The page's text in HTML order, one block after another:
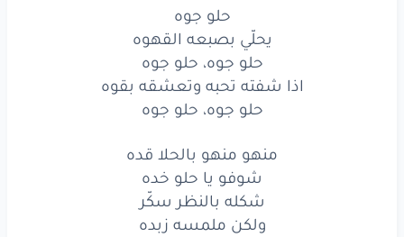
تاكل منهذاك
وجابتهالعسل
يا حظامه
تبوسه عاديوتضمه
يا حظامه،يا حظ
اقبلينّورزولهالظلمه
حلو جوه
يحلّي بصبعه القهوه
حلو جوه، حلو جوه
اذا شفته تحبه وتعشقه بقوه
حلو جوه، حلو جوه
منهو منهو بالحلا قده
شوفو يا حلو خده
شكله بالنظر سكّر
ولكن ملمسه زبده